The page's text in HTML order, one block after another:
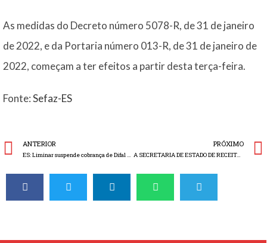
As medidas do Decreto número 5078-R, de 31 de janeiro
de 2022, e da Portaria número 013-R, de 31 de janeiro de
2022, começam a ter efeitos a partir desta terça-feira.
Fonte:Sefaz-ES
ANTERIOR PRÓXIMO
A SECRETARIA DE ESTADO DE RECEITA PUBLICOU A PORTARIA SSER Nº 277 ACRESCENTANDO MERCADORIAS A PAUTA PARA BEBIDAS FRIAS NO ESTADO DO RIO DE JANEIRO